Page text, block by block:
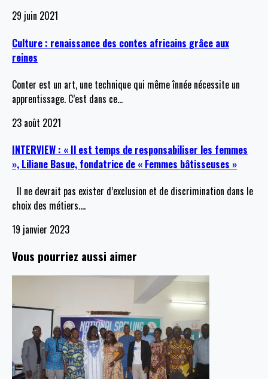
29 juin 2021
Culture : renaissance des contes africains grâce aux
reines
Conter est un art, une technique qui même înnée nécessite un
apprentissage. C’est dans ce…
23 août 2021
INTERVIEW : « Il est temps de responsabiliser les femmes
», Liliane Basue, fondatrice de « Femmes bâtisseuses »
Il ne devrait pas exister d’exclusion et de discrimination dans le
choix des métiers.…
19 janvier 2023
Vous pourriez aussi aimer